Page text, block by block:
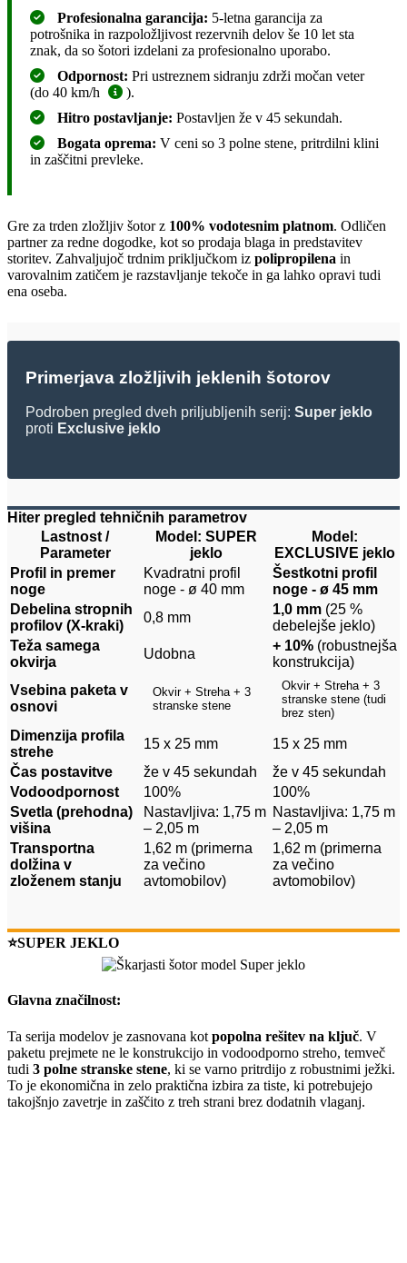
Profesionalna garancija: 5-letna garancija za
potrošnika in razpoložljivost rezervnih delov še 10 let sta
znak, da so šotori izdelani za profesionalno uporabo.
Odpornost: Pri ustreznem sidranju zdrži močan veter
(do 40 km/h
).
Hitro postavljanje: Postavljen že v 45 sekundah.
Bogata oprema: V ceni so 3 polne stene, pritrdilni klini
in zaščitni prevleke.
Gre za trden zložljiv šotor z 100% vodotesnim platnom. Odličen
partner za redne dogodke, kot so prodaja blaga in predstavitev
storitev. Zahvaljujoč trdnim priključkom iz polipropilena in
varovalnim zatičem je razstavljanje tekoče in ga lahko opravi tudi
ena oseba.
Primerjava zložljivih jeklenih šotorov
Podroben pregled dveh priljubljenih serij: Super jeklo
proti Exclusive jeklo
Hiter pregled tehničnih parametrov
Lastnost /
Parameter
Model: SUPER
jeklo
Model:
EXCLUSIVE jeklo
Profil in premer
noge
Kvadratni profil
noge - ø 40 mm
Šestkotni profil
noge - ø 45 mm
Debelina stropnih
profilov (X-kraki)
0,8 mm
1,0 mm (25 %
debelejše jeklo)
Teža samega
okvirja
Udobna
+ 10% (robustnejša
konstrukcija)
Vsebina paketa v
osnovi
Okvir + Streha + 3
stranske stene
Okvir + Streha + 3
stranske stene (tudi
brez sten)
Dimenzija profila
strehe
15 x 25 mm
15 x 25 mm
Čas postavitve
že v 45 sekundah
že v 45 sekundah
Vodoodpornost
100%
100%
Svetla (prehodna)
višina
Nastavljiva: 1,75 m
– 2,05 m
Nastavljiva: 1,75 m
– 2,05 m
Transportna
dolžina v
zloženem stanju
1,62 m (primerna
za večino
avtomobilov)
1,62 m (primerna
za večino
avtomobilov)
⭐SUPER JEKLO
Glavna značilnost:
Ta serija modelov je zasnovana kot popolna rešitev na ključ. V
paketu prejmete ne le konstrukcijo in vodoodporno streho, temveč
tudi 3 polne stranske stene, ki se varno pritrdijo z robustnimi ježki.
To je ekonomična in zelo praktična izbira za tiste, ki potrebujejo
takojšnjo zavetrje in zaščito z treh strani brez dodatnih vlaganj.